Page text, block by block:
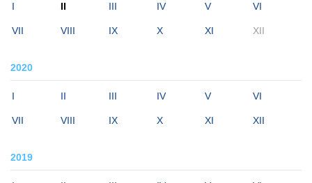
I II III IV V VI
VII VIII IX X XI XII
2020
I II III IV V VI
VII VIII IX X XI XII
2019